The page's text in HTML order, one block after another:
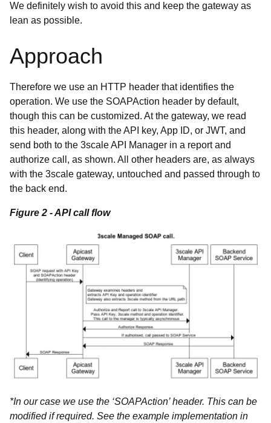
We definitely wish to avoid this and keep the gateway as
lean as possible.
Approach
Therefore we use an HTTP header that identifies the
operation. We use the SOAPAction header by default,
though this can be customized. At the gateway, we read
this header, along with the API key, App ID, or JWT, and
send both to the 3scale API Manager in a report and
authorize call, as shown. All other headers are, as always
with the 3scale gateway, untouched and passed through to
the back end.
Figure 2 - API call flow
*In our case we use the ‘SOAPAction’ header. This can be
modified if required. See the example implementation in